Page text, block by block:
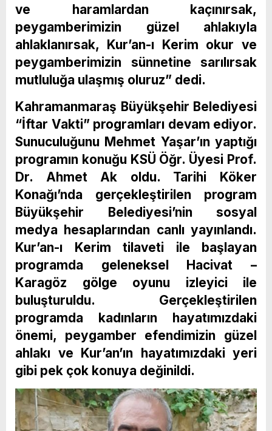
ve haramlardan kaçınırsak,
peygamberimizin güzel ahlakıyla
ahlaklanırsak, Kur’an-ı Kerim okur ve
peygamberimizin sünnetine sarılırsak
mutluluğa ulaşmış oluruz” dedi.
Kahramanmaraş Büyükşehir Belediyesi
“İftar Vakti” programları devam ediyor.
Sunuculuğunu Mehmet Yaşar’ın yaptığı
programın konuğu KSÜ Öğr. Üyesi Prof.
Dr. Ahmet Ak oldu. Tarihi Köker
Konağı’nda gerçekleştirilen program
Büyükşehir Belediyesi’nin sosyal
medya hesaplarından canlı yayınlandı.
Kur’an-ı Kerim tilaveti ile başlayan
programda geleneksel Hacivat –
Karagöz gölge oyunu izleyici ile
buluşturuldu. Gerçekleştirilen
programda kadınların hayatımızdaki
önemi, peygamber efendimizin güzel
ahlakı ve Kur’an’ın hayatımızdaki yeri
gibi pek çok konuya değinildi.